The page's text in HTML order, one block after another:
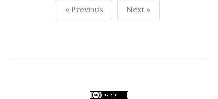
pagination
« Previous Next »